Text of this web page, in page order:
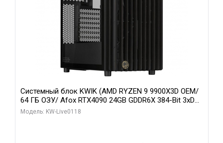
Системный блок KWIK (AMD RYZEN 9 9900X3D OEM/
64 ГБ ОЗУ/ Afox RTX4090 24GB GDDR6X 384-Bit 3xDP
HDMI ATX Turbo/ 960 ГБ SSD)
Модель: KW-Live0118